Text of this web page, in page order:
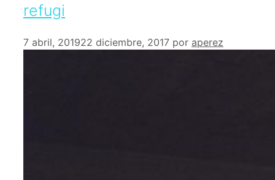
refugi
7 abril, 201922 diciembre, 2017 por aperez